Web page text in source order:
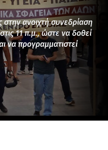
ανοιχτή συνεδρίαση
11 π.μ., ώστε να δοθεί
να προγραμματιστεί